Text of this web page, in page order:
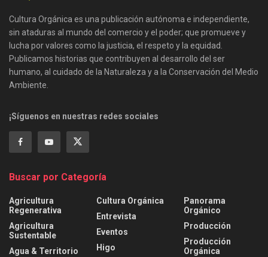
Cultura Orgánica es una publicación autónoma e independiente,
sin ataduras al mundo del comercio y el poder; que promueve y
lucha por valores como la justicia, el respeto y la equidad.
Publicamos historias que contribuyen al desarrollo del ser
humano, al cuidado de la Naturaleza y a la Conservación del Medio
Ambiente.
¡Síguenos en nuestras redes sociales
Buscar por Categoría
Agricultura
Regenerativa
Agricultura
Sustentable
Agua & Territorio
Cultura Orgánica
Entrevista
Eventos
Higo
Panorama
Orgánico
Producción
Producción
Orgánica